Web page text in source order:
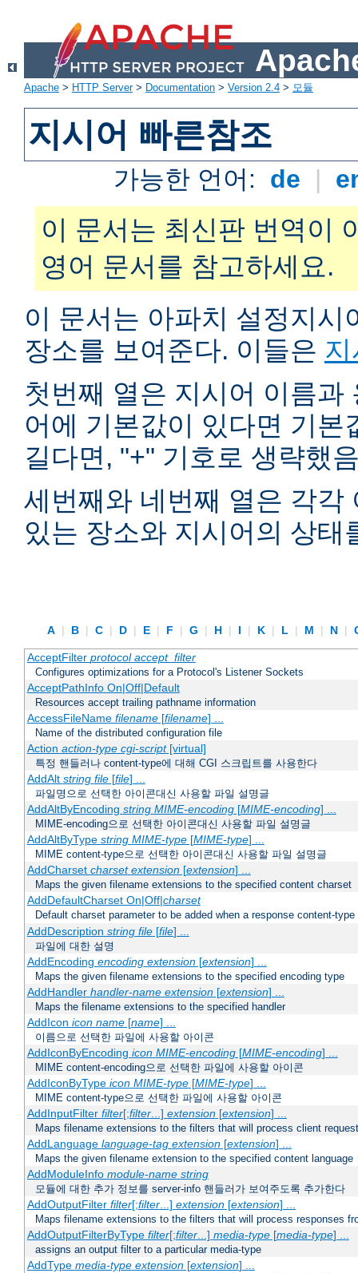
Apache > HTTP Server> Documentation > Version 2.4 > 모듈
지시어 빠른참조
가능한 언어: de |
이 문서는 최신판 번역이
영어 문서를 참고하세요.
이 문서는 아파치 설정지
장소를 보여준다. 이들은
첫번째 열은 지시어 이름
어에 기본값이 있다면 기
길다면, "+" 기호로 생략했
세번째와 네번째 열은 각각
있는 장소와 지시어의 상태
A | B | C | D | E | F | G | H | I | K | L | M | N |
AcceptFilter protocol accept_filter
Configures optimizations for a Protocol's Listener Sockets
AcceptPathInfo On|Off|Default
Resources accept trailing pathname information
AccessFileName filename[filename] ...
Name of the distributed configuration file
Action action-type cgi-script[virtual]
특정 핸들러나 content-type에 대해 CGI 스크립트를 사용한다
AddAlt string file[file] ...
파일명으로 선택한 아이콘대신 사용할 파일 설명글
AddAltByEncoding string MIME-encoding[MIME-encoding] ...
MIME-encoding으로 선택한 아이콘대신 사용할 파일 설명글
AddAltByType string MIME-type[MIME-type] ...
MIME content-type으로 선택한 아이콘대신 사용할 파일 설명글
AddCharset charset extension[extension] ...
Maps the given filename extensions to the specified content charset
AddDefaultCharset On|Off|charset
Default charset parameter to be added when a response content-
AddDescription string file[file] ...
파일에 대한 설명
AddEncoding encoding extension[extension] ...
Maps the given filename extensions to the specified encoding type
AddHandler handler-name extension[extension] ...
Maps the filename extensions to the specified handler
AddIcon icon name[name] ...
이름으로 선택한 파일에 사용할 아이콘
AddIconByEncoding icon MIME-encoding[MIME-encoding] ...
MIME content-encoding으로 선택한 파일에 사용할 아이콘
AddIconByType icon MIME-type[MIME-type] ...
MIME content-type으로 선택한 파일에 사용할 아이콘
AddInputFilter filter[;filter...] extension[extension] ...
Maps filename extensions to the filters that will process client
AddLanguage language-tag extension[extension] ...
Maps the given filename extension to the specified content language
AddModuleInfo module-name string
모듈에 대한 추가 정보를 server-info 핸들러가 보여주도록 추가한다
AddOutputFilter filter[;filter...] extension[extension] ...
Maps filename extensions to the filters that will process responses
AddOutputFilterByType filter[;filter...] media-type[media-type] ...
assigns an output filter to a particular media-type
AddType media-type extension[extension] ...